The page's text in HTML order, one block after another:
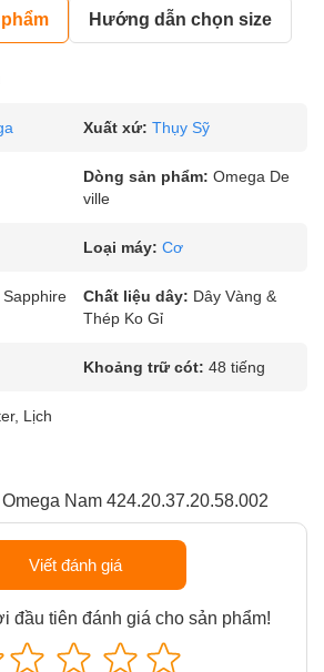
Hướng dẫn chọn size
Xuất xứ: Thụy Sỹ
Dòng sản phẩm: Omega De
ville
Loại máy: Cơ
Sapphire Chất liệu dây: Dây Vàng &
Thép Ko Gỉ
Khoảng trữ cót: 48 tiếng
Lịch
Nam 424.20.37.20.58.002
Viết đánh giá
đầu tiên đánh giá cho sản phẩm!